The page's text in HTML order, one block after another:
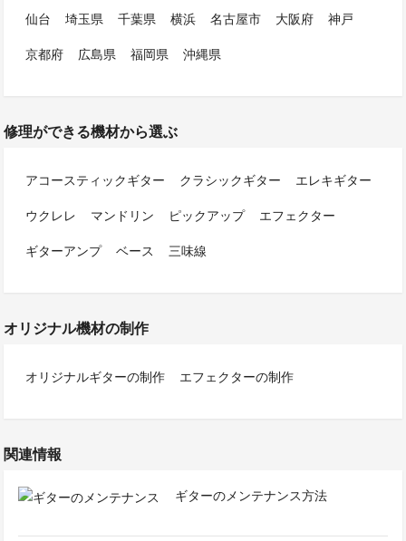
仙台 埼玉県 千葉県 横浜 名古屋市 大阪府
神戸
京都府
広島県 福岡県 沖縄県
修理ができる機材から選ぶ
アコースティックギター クラシックギター
エレキギター
ウクレレ
マンドリン ピックアップ
エフェクター
ギターアンプ
ベース 三味線
オリジナル機材の制作
オリジナルギターの制作 エフェクターの制作
関連情報
ギターのメンテナンス方法